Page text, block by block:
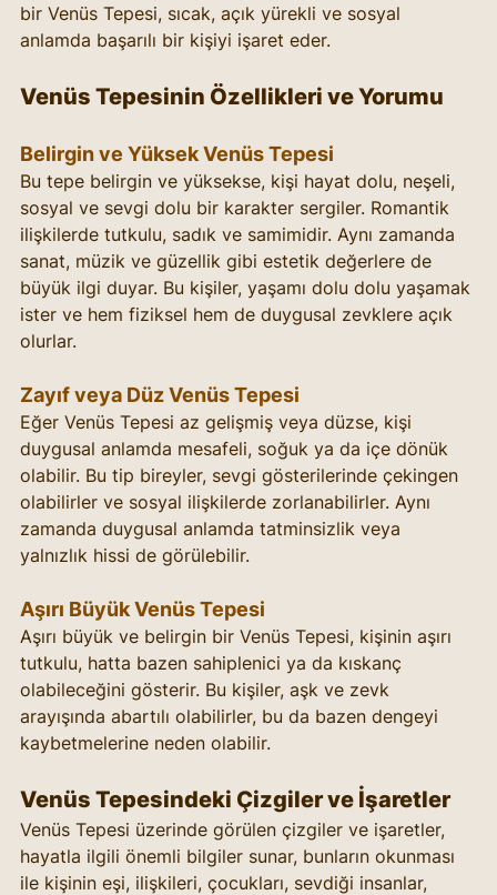
bir Venüs Tepesi, sıcak, açık yürekli ve sosyal
anlamda başarılı bir kişiyi işaret eder.
Venüs Tepesinin Özellikleri ve Yorumu
Belirgin ve Yüksek Venüs Tepesi
Bu tepe belirgin ve yüksekse, kişi hayat dolu, neşeli,
sosyal ve sevgi dolu bir karakter sergiler. Romantik
ilişkilerde tutkulu, sadık ve samimidir. Aynı zamanda
sanat, müzik ve güzellik gibi estetik değerlere de
büyük ilgi duyar. Bu kişiler, yaşamı dolu dolu yaşamak
ister ve hem fiziksel hem de duygusal zevklere açık
olurlar.
Zayıf veya Düz Venüs Tepesi
Eğer Venüs Tepesi az gelişmiş veya düzse, kişi
duygusal anlamda mesafeli, soğuk ya da içe dönük
olabilir. Bu tip bireyler, sevgi gösterilerinde çekingen
olabilirler ve sosyal ilişkilerde zorlanabilirler. Aynı
zamanda duygusal anlamda tatminsizlik veya
yalnızlık hissi de görülebilir.
Aşırı Büyük Venüs Tepesi
Aşırı büyük ve belirgin bir Venüs Tepesi, kişinin aşırı
tutkulu, hatta bazen sahiplenici ya da kıskanç
olabileceğini gösterir. Bu kişiler, aşk ve zevk
arayışında abartılı olabilirler, bu da bazen dengeyi
kaybetmelerine neden olabilir.
Venüs Tepesindeki Çizgiler ve İşaretler
Venüs Tepesi üzerinde görülen çizgiler ve işaretler,
hayatla ilgili önemli bilgiler sunar, bunların okunması
ile kişinin eşi, ilişkileri, çocukları, sevdiği insanlar,